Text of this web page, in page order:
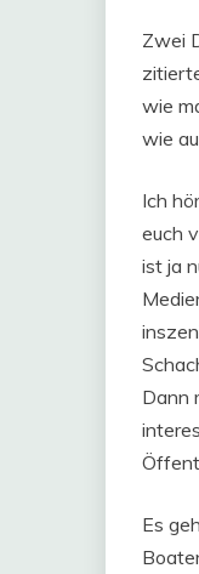
Zwei
wie
wie
Ich
euch
ist ja
Dann
Es